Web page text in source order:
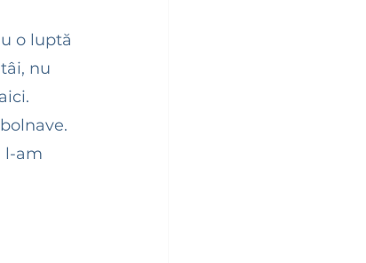
o luptă
nu
l-am